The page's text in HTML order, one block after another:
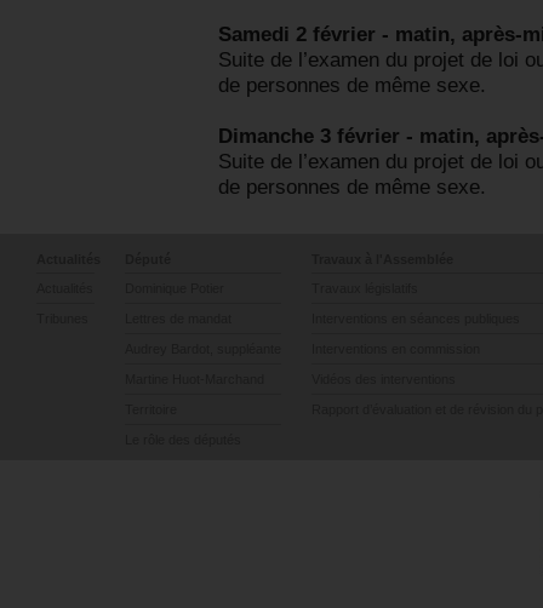
Samedi 2 février - matin, après-
Suite de l’examen du projet de loi
de personnes de même sexe.
Dimanche 3 février - matin,
Suite de l’examen du projet de loi
de personnes de même sexe.